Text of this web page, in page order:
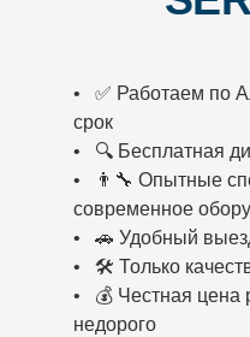
• ✅ Работаем по
срок
• 🔍 Бесплатная
• 👨‍🔧 Опытные
современное
• 🚗 Удобный
• 🛠️ Только
• 💰 Честная цена
недорого